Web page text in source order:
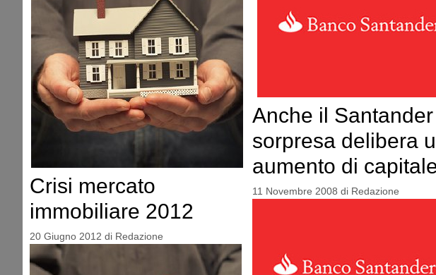
Crisi mercato
immobiliare 2012
20 Giugno 2012 di Redazione
Anche il
sorpresa delibera
aumento di
11 Novembre 2008 di Redazione